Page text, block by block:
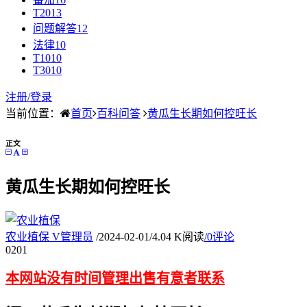
T2013
问题解答12
法律10
T1010
T3010
注册/登录
当前位置：
首页 百科问答 黄瓜生长期如何控旺长
正文
黄瓜生长期如何控旺长
农业植保 V管理员 /2024-02-01/4.04 K阅读/0评论
0201
本网站没有时间管理出售有意者联系